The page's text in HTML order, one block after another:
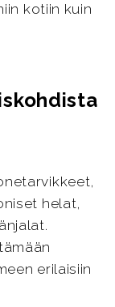
kotiin kuin
helat,
erilaisiin